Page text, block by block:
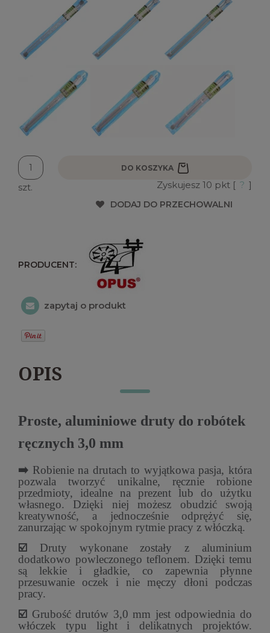
szt.
DO KOSZYKA
Zyskujesz 10 pkt [ ? ]
DODAJ DO PRZECHOWALNI
PRODUCENT:
zapytaj o produkt
OPIS
Proste, aluminiowe druty do robótek
ręcznych 3,0 mm
➡️ Robienie na drutach to wyjątkowa pasja, która
pozwala tworzyć unikalne, ręcznie robione
przedmioty, idealne na prezent lub do użytku
własnego. Dzięki niej możesz obudzić swoją
kreatywność, a jednocześnie odprężyć się,
zanurzając w spokojnym rytmie pracy z włóczką.
☑️
Druty wykonane zostały z aluminium
dodatkowo powleczonego teflonem. Dzięki temu
są lekkie i gładkie, co zapewnia płynne
przesuwanie oczek i nie męczy dłoni podczas
pracy.
☑️ Grubość drutów 3,0 mm jest odpowiednia do
włóczek typu light i delikatnych projektów.